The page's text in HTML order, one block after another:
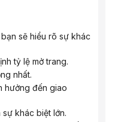
tỷ lệ mở trang.
nhất.
khác biệt lớn.